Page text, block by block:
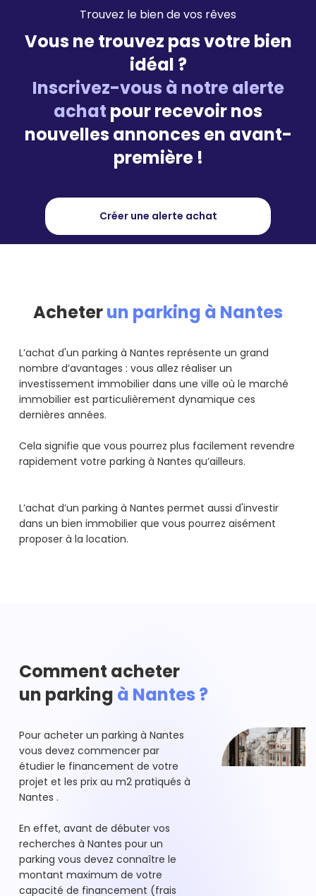
Trouvez le bien de vos rêves
Vous ne trouvez pas votre bien
idéal ?
Inscrivez-vous à notre alerte
achat pour recevoir nos
nouvelles annonces en avant-
première !
Créer une alerte achat
Acheterun parking à Nantes
L’achat d'un parking à Nantes représente un grand
nombre d’avantages : vous allez réaliser un
investissement immobilier dans une ville où le marché
immobilier est particulièrement dynamique ces
dernières années.
Cela signifie que vous pourrez plus facilement revendre
rapidement votre parking à Nantes qu’ailleurs.
L’achat d’un parking à Nantes permet aussi d'investir
dans un bien immobilier que vous pourrez aisément
proposer à la location.
Comment acheter
un parking à Nantes ?
Pour acheter un parking à Nantes
vous devez commencer par
étudier le financement de votre
projet et les prix au m2 pratiqués à
Nantes .
En effet, avant de débuter vos
recherches à Nantes pour un
parking vous devez connaître le
montant maximum de votre
capacité de financement (frais